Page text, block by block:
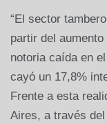
“El sector
partir del
notoria caída en
cayó un 17,8%
Frente a esta
Aires, a través